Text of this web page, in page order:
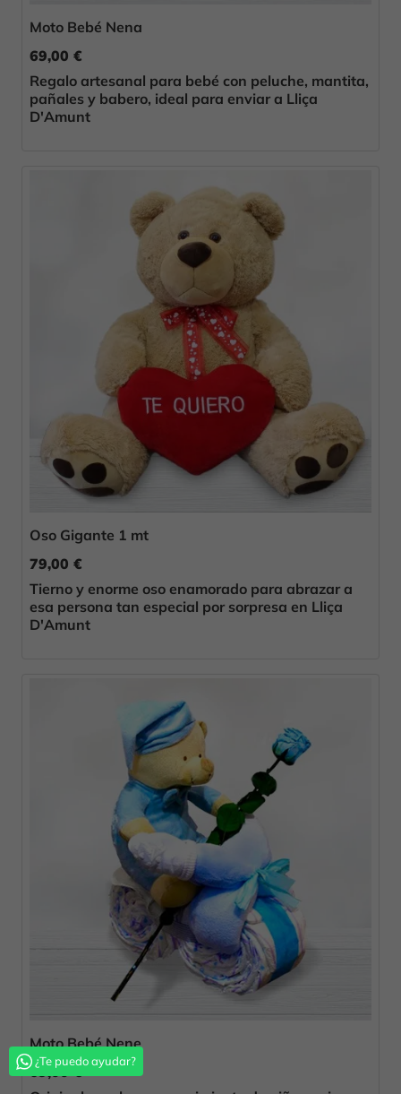
Moto Bebé Nena
69,00 €
Regalo artesanal para bebé con peluche, mantita,
pañales y babero, ideal para enviar a Lliça
D'Amunt
Oso Gigante 1 mt
79,00 €
Tierno y enorme oso enamorado para abrazar a
esa persona tan especial por sorpresa en Lliça
D'Amunt
Moto Bebé Nene
69,00 €
¿Te puedo ayudar?